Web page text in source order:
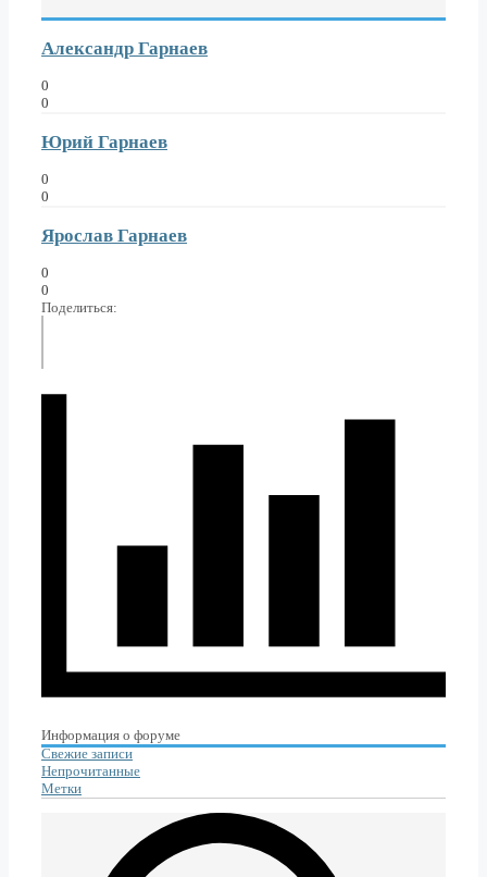
Александр Гарнаев
0
0
Юрий Гарнаев
0
0
Ярослав Гарнаев
0
0
Поделиться:
Информация о форуме
Свежие записи
Непрочитанные
Метки